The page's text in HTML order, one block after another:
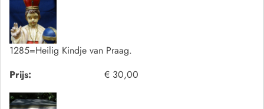
1285=Heilig Kindje van Praag.
Prijs:
€ 30,00